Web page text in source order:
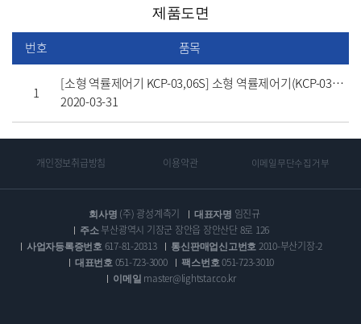
제품도면
번호 품목
1
[소형 역률제어기 KCP-03,06S] 소형 역률제어기(KCP-03S, 06S) 도면
2020-03-31
개인정보취급방침 이용약관 이메일무단수집거부
회사명 (주) 광성계측기 대표자명 임진규
주소부산광역시 기장군 장안읍 장안산단 8로 126
사업자등록증번호 617-81-20313 통신판매업신고번호 2010-부산기장-2
대표번호 051-723-3000 팩스번호051-723-3010
이메일 master@lightstar.co.kr